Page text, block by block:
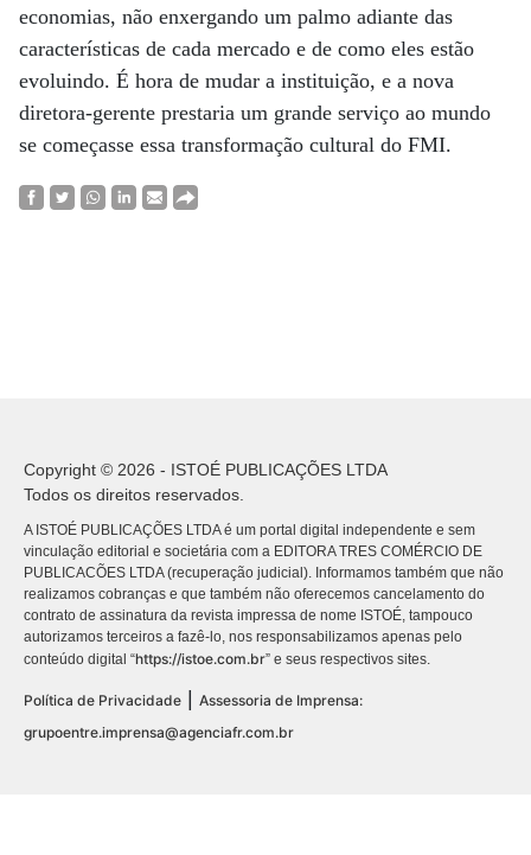
economias, não enxergando um palmo adiante das
características de cada mercado e de como eles estão
evoluindo. É hora de mudar a instituição, e a nova
diretora-gerente prestaria um grande serviço ao mundo
se começasse essa transformação cultural do FMI.
Copyright © 2026 - ISTOÉ PUBLICAÇÕES LTDA
Todos os direitos reservados.
A ISTOÉ PUBLICAÇÕES LTDA é um portal digital independente e sem
vinculação editorial e societária com a EDITORA TRES COMÉRCIO DE
PUBLICACÕES LTDA (recuperação judicial). Informamos também que não
realizamos cobranças e que também não oferecemos cancelamento do
contrato de assinatura da revista impressa de nome ISTOÉ, tampouco
autorizamos terceiros a fazê-lo, nos responsabilizamos apenas pelo
conteúdo digital “https://istoe.com.br” e seus respectivos sites.
Política de Privacidade | Assessoria de Imprensa:
grupoentre.imprensa@agenciafr.com.br